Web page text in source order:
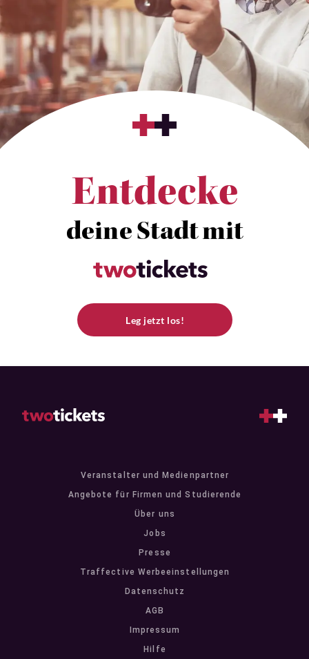
Entdecke
deine Stadt mit
Leg jetzt los!
Veranstalter und Medienpartner
Angebote für Firmen und Studierende
Über uns
Jobs
Presse
Traffective Werbeeinstellungen
Datenschutz
AGB
Impressum
Hilfe